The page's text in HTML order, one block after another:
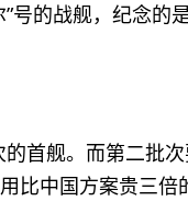
号的战舰，纪念的
首舰。而第二批
比中国方案贵三倍